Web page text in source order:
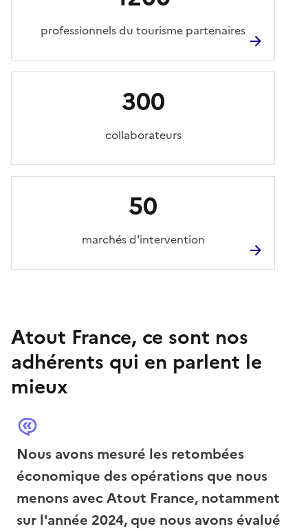
professionnels du tourisme partenaires
300
collaborateurs
50
marchés d'intervention
Atout France, ce sont nos
adhérents qui en parlent le
mieux
Nous avons mesuré les retombées
économique des opérations que nous
menons avec Atout France, notamment
sur l'année 2024, que nous avons évalué